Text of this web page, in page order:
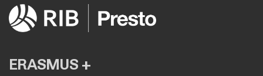
ERASMUS +